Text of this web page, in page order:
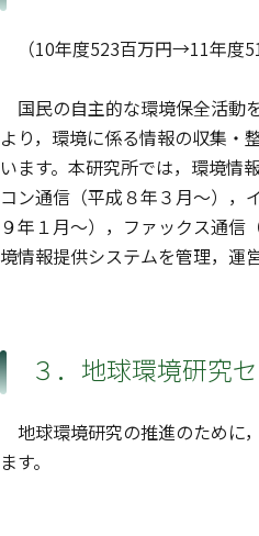
（10年度523百万円→11年度
国民の自主的な環境保全活動
より，環境に係る情報の収集・
います。本研究所では，環境情
コン通信（平成８年３月〜），
９年１月〜），ファックス通信
境情報提供システムを管理，運
３．地球環境研究
地球環境研究の推進のために
ます。